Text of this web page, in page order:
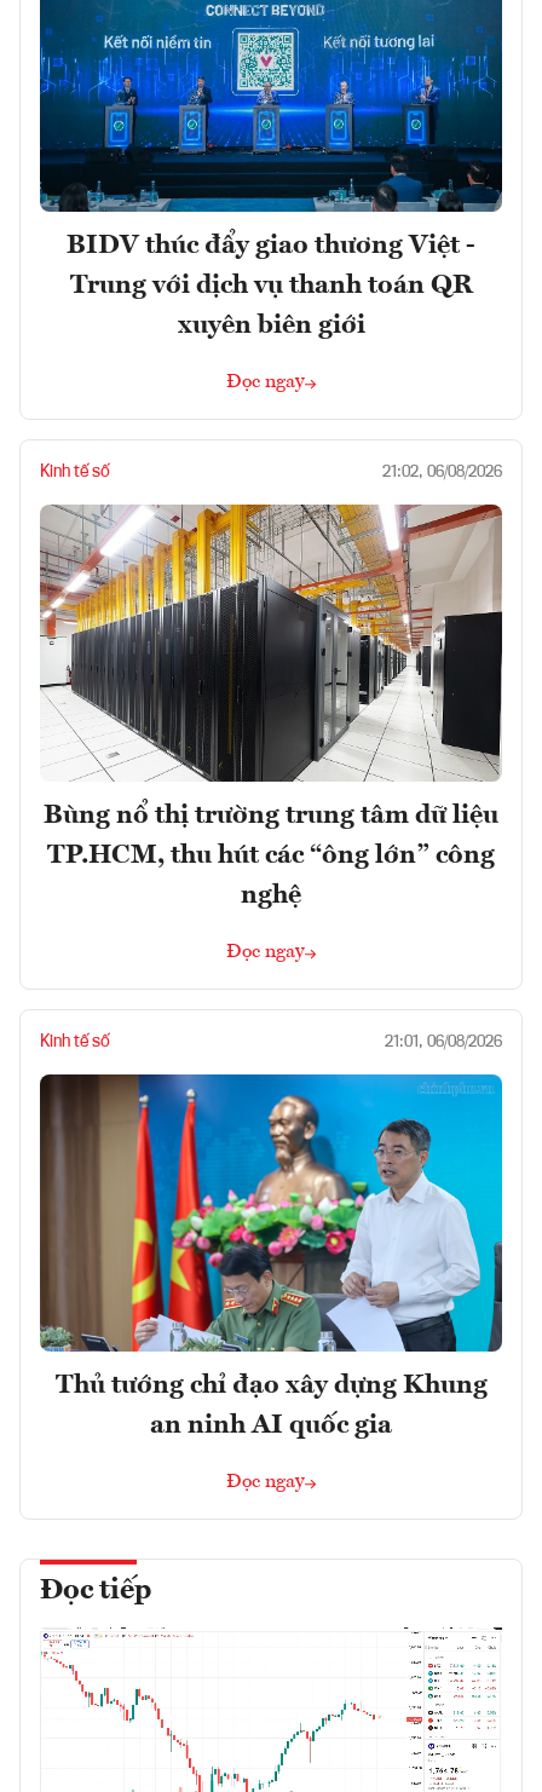
BIDV thúc đẩy giao thương Việt -
Trung với dịch vụ thanh toán QR
xuyên biên giới
Đọc ngay
Kinh tế số 21:02, 06/08/2026
Bùng nổ thị trường trung tâm dữ liệu
TP.HCM, thu hút các “ông lớn” công
nghệ
Đọc ngay
Kinh tế số 21:01, 06/08/2026
Thủ tướng chỉ đạo xây dựng Khung
an ninh AI quốc gia
Đọc ngay
Đọc tiếp